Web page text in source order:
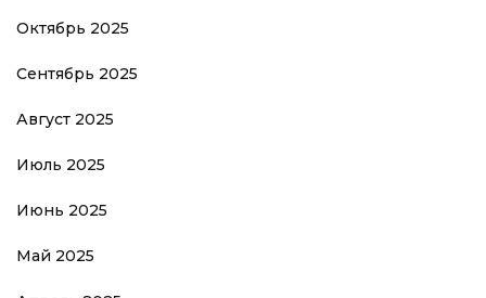
Октябрь 2025
Сентябрь 2025
Август 2025
Июль 2025
Июнь 2025
Май 2025